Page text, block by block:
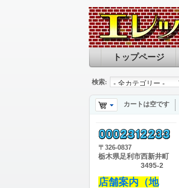
トップページ
検索:
カートは空です
〒 326-0837
栃木県足利市西新井町
3495-2
店舗案内（地